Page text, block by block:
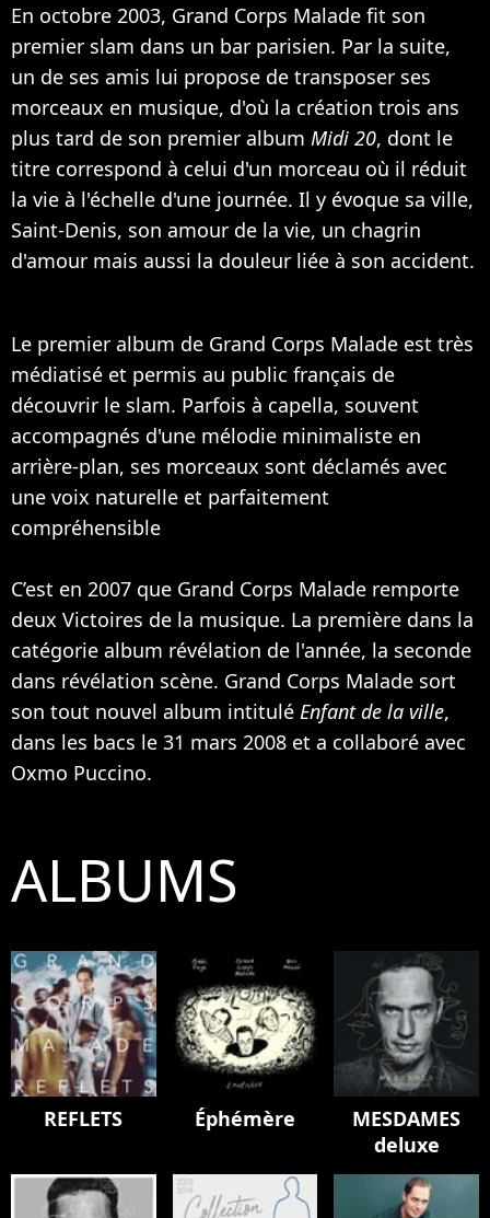
En octobre 2003, Grand Corps Malade fit son
premier slam dans un bar parisien. Par la suite,
un de ses amis lui propose de transposer ses
morceaux en musique, d'où la création trois ans
plus tard de son premier album Midi 20, dont le
titre correspond à celui d'un morceau où il réduit
la vie à l'échelle d'une journée. Il y évoque sa ville,
Saint-Denis, son amour de la vie, un chagrin
d'amour mais aussi la douleur liée à son accident.
Le premier album de Grand Corps Malade est très
médiatisé et permis au public français de
découvrir le slam. Parfois à capella, souvent
accompagnés d'une mélodie minimaliste en
arrière-plan, ses morceaux sont déclamés avec
une voix naturelle et parfaitement
compréhensible
C’est en 2007 que Grand Corps Malade remporte
deux Victoires de la musique. La première dans la
catégorie album révélation de l'année, la seconde
dans révélation scène. Grand Corps Malade sort
son tout nouvel album intitulé Enfant de la ville,
dans les bacs le 31 mars 2008 et a collaboré avec
Oxmo Puccino.
ALBUMS
REFLETS Éphémère
MESDAMES
deluxe